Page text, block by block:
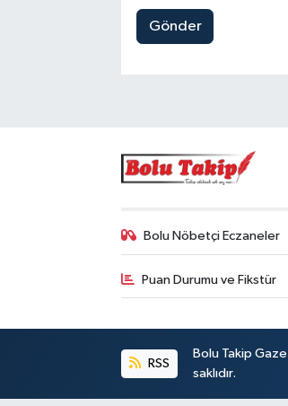
Gönder
Bolu Nöbetçi Eczaneler
Puan Durumu ve Fikstür
RSS
Bolu Takip
saklıdır.